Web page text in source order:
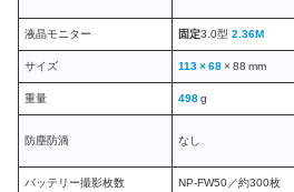
液晶モニター 固定3.0型 2.36M
サイズ 113 × 68 × 88 mm
重量 498g
防塵防滴 なし
バッテリー撮影枚数 NP‑FW50／約300枚